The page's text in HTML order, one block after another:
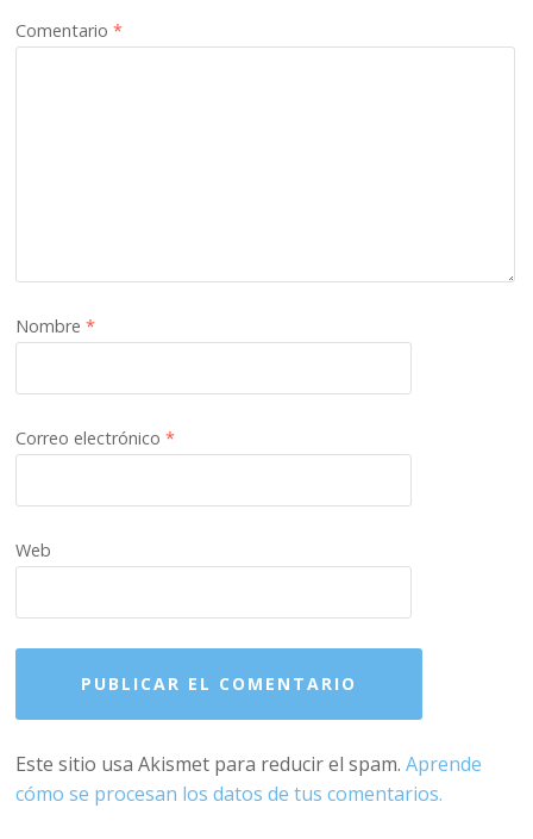
Comentario*
Nombre*
Correo electrónico*
Web
Este sitio usa Akismet para reducir el spam.Aprende
cómo se procesan los datos de tus comentarios.